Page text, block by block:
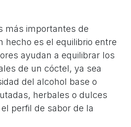
más importantes de
hecho es el equilibrio entre
ayudan a equilibrar los
de un cóctel, ya sea
del alcohol base o
herbales o dulces
perfil de sabor de la